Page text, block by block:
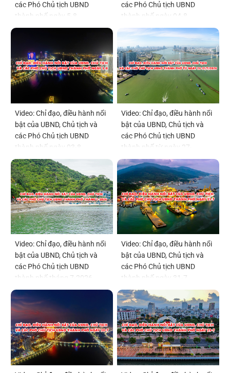
các Phó Chủ tịch UBND
thành phố ngày 5-8
các Phó Chủ tịch UBND
thành phố ngày 04-8
Video: Chỉ đạo, điều hành nổi
bật của UBND, Chủ tịch và
các Phó Chủ tịch UBND
thành phố ngày 03-8
Video: Chỉ đạo, điều hành nổi
bật của UBND, Chủ tịch và
các Phó Chủ tịch UBND
thành phố từ ngày 27-
31/7/2026
Video: Chỉ đạo, điều hành nổi
bật của UBND, Chủ tịch và
các Phó Chủ tịch UBND
thành phố tháng 7-2026
Video: Chỉ đạo, điều hành nổi
bật của UBND, Chủ tịch và
các Phó Chủ tịch UBND
thành phố ngày 31-7